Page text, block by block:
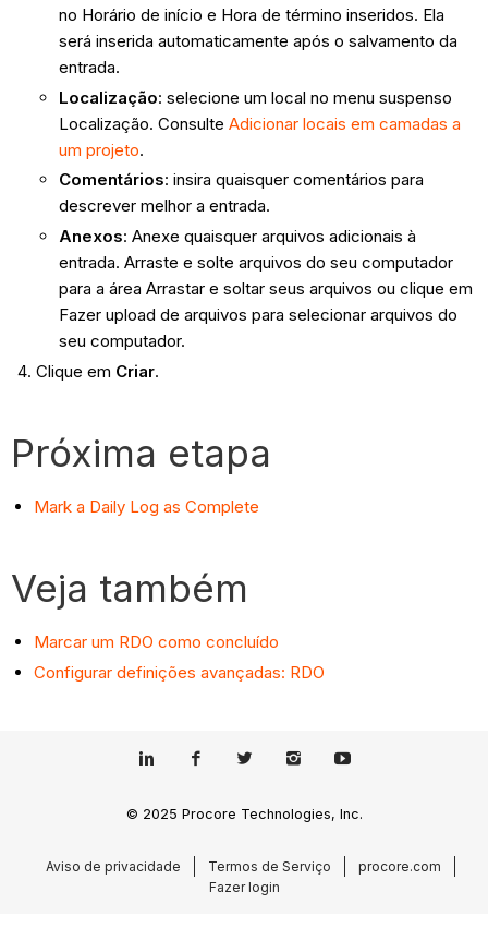
no Horário de início e Hora de término inseridos. Ela
será inserida automaticamente após o salvamento da
entrada.
Localização: selecione um local no menu suspenso
Localização. Consulte Adicionar locais em camadas a
um projeto.
Comentários: insira quaisquer comentários para
descrever melhor a entrada.
Anexos: Anexe quaisquer arquivos adicionais à
entrada. Arraste e solte arquivos do seu computador
para a área Arrastar e soltar seus arquivos ou clique em
Fazer upload de arquivos para selecionar arquivos do
seu computador.
Clique em Criar.
Próxima etapa
Mark a Daily Log as Complete
Veja também
Marcar um RDO como concluído
Configurar definições avançadas: RDO
© 2025 Procore Technologies, Inc.
Aviso de privacidade Termos de Serviço
procore.com
Fazer login